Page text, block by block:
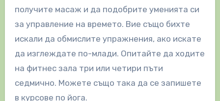
получите масаж и да подобрите уменията си
за управление на времето. Вие също бихте
искали да обмислите упражнения, ако искате
да изглеждате по-млади. Опитайте да ходите
на фитнес зала три или четири пъти
седмично. Можете също така да се запишете
в курсове по йога.